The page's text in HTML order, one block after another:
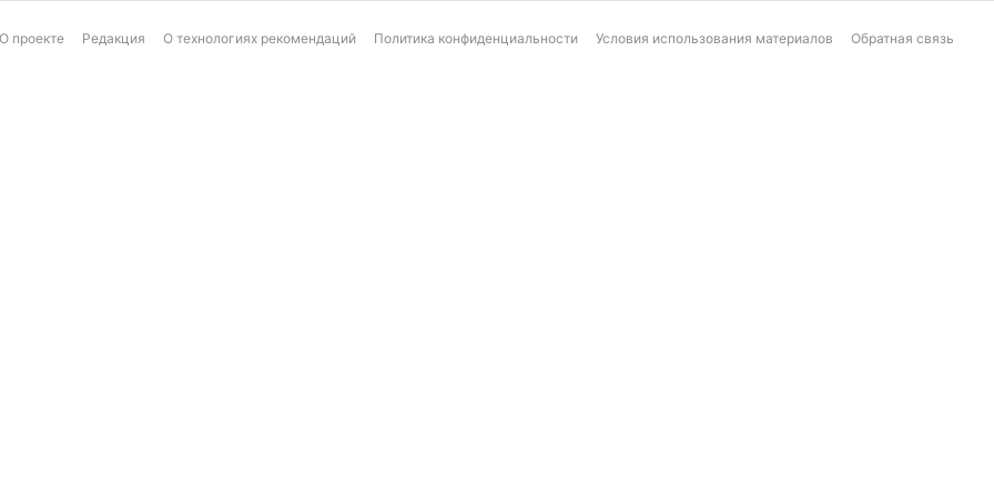
О проекте Редакция О технологиях рекомендаций Политика конфиденциальности Условия использования материалов Обратная связь